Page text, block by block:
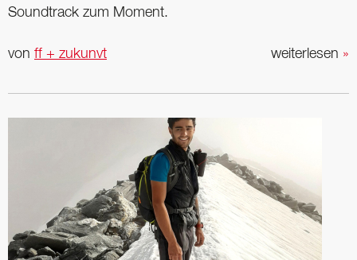
Soundtrack zum Moment.
weiterlesen »
von ff + zukunvt